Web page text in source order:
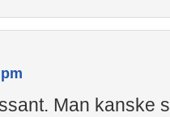
Man kanske